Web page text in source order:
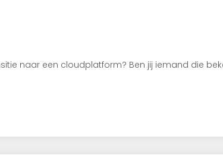
naar een cloudplatform? Ben jij iemand die